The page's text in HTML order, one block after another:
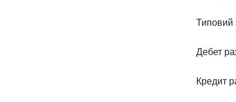
Типовий
Дебет
Кредит